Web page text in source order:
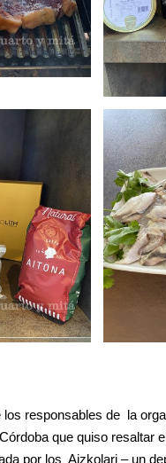
responsables de la
que quiso resaltar
por los Aizkolari – un